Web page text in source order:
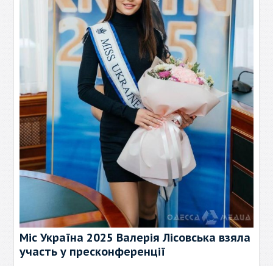
Міс Україна 2025 Валерія Лісовська взяла
участь у пресконференції